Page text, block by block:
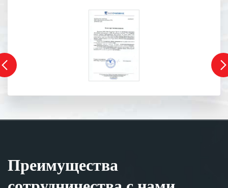
Преимущества